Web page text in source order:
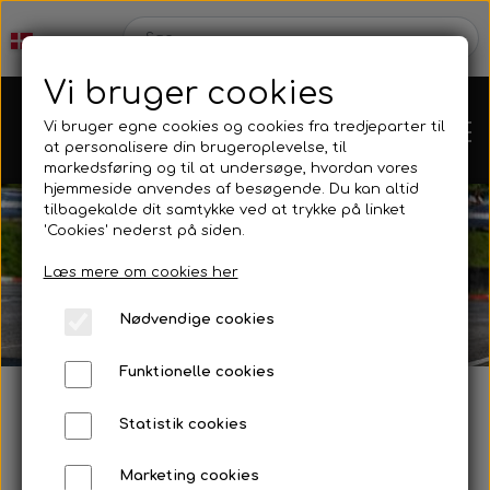
Karts
Mini kart
Motor
Velkommen til Parolin
Vi bruger cookies
Vi bruger egne cookies og cookies fra tredjeparter til
at personalisere din brugeroplevelse, til
markedsføring og til at undersøge, hvordan vores
hjemmeside anvendes af besøgende. Du kan altid
tilbagekalde dit samtykke ved at trykke på linket
'Cookies' nederst på siden.
Læs mere om cookies her
Nødvendige cookies
Funktionelle cookies
Statistik cookies
Marketing cookies